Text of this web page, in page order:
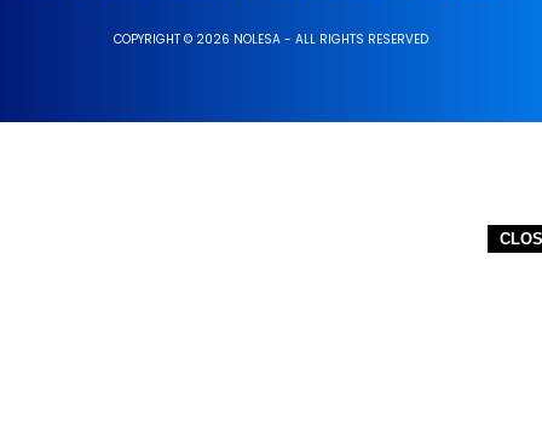
COPYRIGHT © 2026 NOLESA - ALL RIGHTS RESERVED